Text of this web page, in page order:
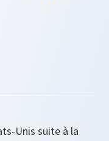
Unis suite à la